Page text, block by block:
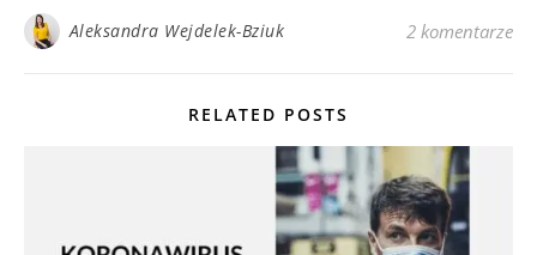
Aleksandra Wejdelek-Bziuk 2 komentarze
RELATED POSTS